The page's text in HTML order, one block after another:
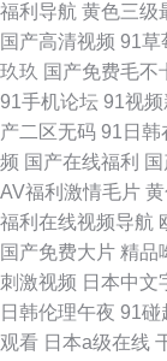
福利导航 黄色三级
国产高清视频 91草
玖玖 国产免费毛不
91手机论坛 91视
产二区无码 91日韩
频 国产在线福利
AV福利激情毛片
福利在线视频导航
国产免费大片 精品
刺激视频 日本中文
日韩伦理午夜 91碰
观看 日本a级在线